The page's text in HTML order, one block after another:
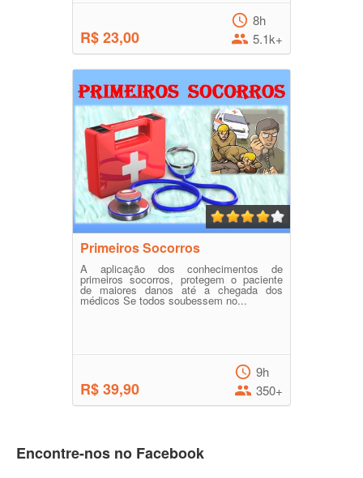
R$ 23,00
8h
5.1k+
Primeiros Socorros
A aplicação dos conhecimentos de
primeiros socorros, protegem o paciente
de maiores danos até a chegada dos
médicos Se todos soubessem no...
R$ 39,90
9h
350+
Encontre-nos no Facebook